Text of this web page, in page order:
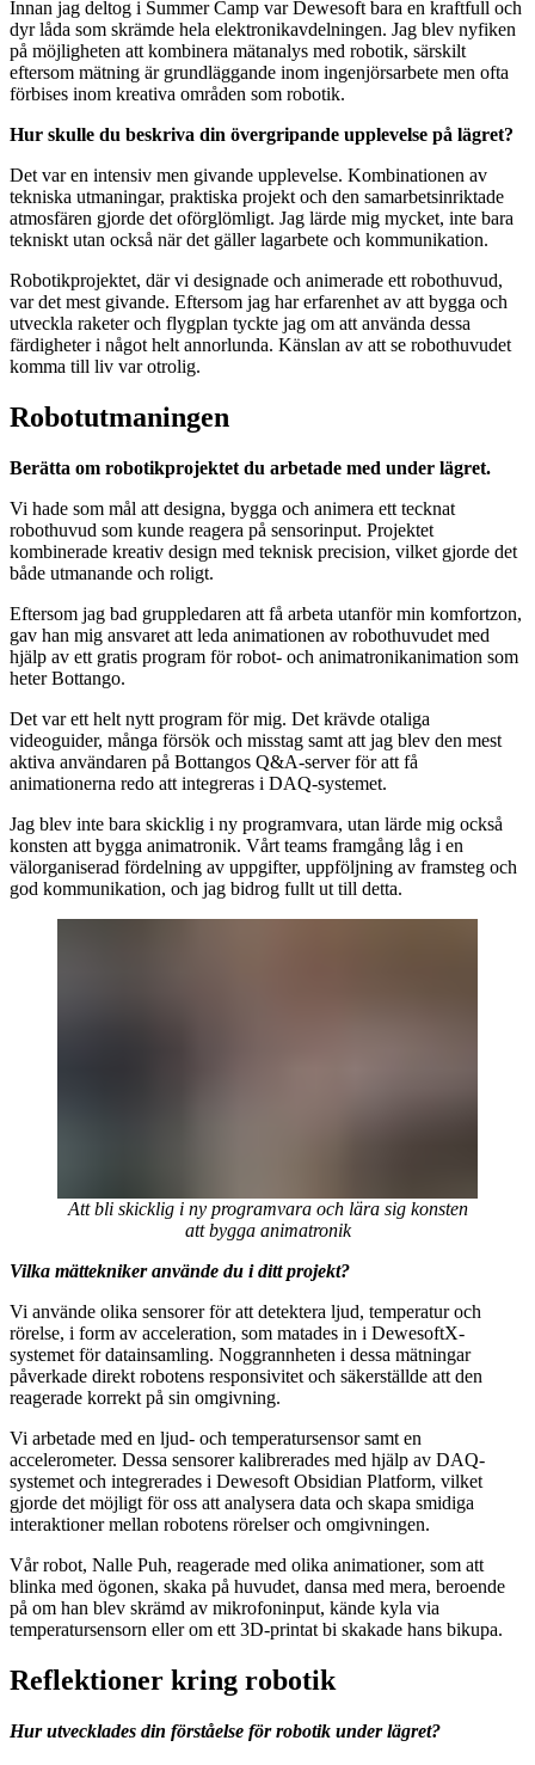
Innan jag deltog i Summer Camp var Dewesoft bara en kraftfull och
dyr låda som skrämde hela elektronikavdelningen. Jag blev nyfiken
på möjligheten att kombinera mätanalys med robotik, särskilt
eftersom mätning är grundläggande inom ingenjörsarbete men ofta
förbises inom kreativa områden som robotik.
Hur skulle du beskriva din övergripande upplevelse på lägret?
Det var en intensiv men givande upplevelse. Kombinationen av
tekniska utmaningar, praktiska projekt och den samarbetsinriktade
atmosfären gjorde det oförglömligt. Jag lärde mig mycket, inte bara
tekniskt utan också när det gäller lagarbete och kommunikation.
Robotikprojektet, där vi designade och animerade ett robothuvud,
var det mest givande. Eftersom jag har erfarenhet av att bygga och
utveckla raketer och flygplan tyckte jag om att använda dessa
färdigheter i något helt annorlunda. Känslan av att se robothuvudet
komma till liv var otrolig.
Robotutmaningen
Berätta om robotikprojektet du arbetade med under lägret.
Vi hade som mål att designa, bygga och animera ett tecknat
robothuvud som kunde reagera på sensorinput. Projektet
kombinerade kreativ design med teknisk precision, vilket gjorde det
både utmanande och roligt.
Eftersom jag bad gruppledaren att få arbeta utanför min komfortzon,
gav han mig ansvaret att leda animationen av robothuvudet med
hjälp av ett gratis program för robot- och animatronikanimation som
heter Bottango.
Det var ett helt nytt program för mig. Det krävde otaliga
videoguider, många försök och misstag samt att jag blev den mest
aktiva användaren på Bottangos Q&A-server för att få
animationerna redo att integreras i DAQ-systemet.
Jag blev inte bara skicklig i ny programvara, utan lärde mig också
konsten att bygga animatronik. Vårt teams framgång låg i en
välorganiserad fördelning av uppgifter, uppföljning av framsteg och
god kommunikation, och jag bidrog fullt ut till detta.
Att bli skicklig i ny programvara och lära sig konsten
att bygga animatronik
Vilka mättekniker använde du i ditt projekt?
Vi använde olika sensorer för att detektera ljud, temperatur och
rörelse, i form av acceleration, som matades in i DewesoftX-
systemet för datainsamling. Noggrannheten i dessa mätningar
påverkade direkt robotens responsivitet och säkerställde att den
reagerade korrekt på sin omgivning.
Vi arbetade med en ljud- och temperatursensor samt en
accelerometer. Dessa sensorer kalibrerades med hjälp av DAQ-
systemet och integrerades i Dewesoft Obsidian Platform, vilket
gjorde det möjligt för oss att analysera data och skapa smidiga
interaktioner mellan robotens rörelser och omgivningen.
Vår robot, Nalle Puh, reagerade med olika animationer, som att
blinka med ögonen, skaka på huvudet, dansa med mera, beroende
på om han blev skrämd av mikrofoninput, kände kyla via
temperatursensorn eller om ett 3D-printat bi skakade hans bikupa.
Reflektioner kring robotik
Hur utvecklades din förståelse för robotik under lägret?